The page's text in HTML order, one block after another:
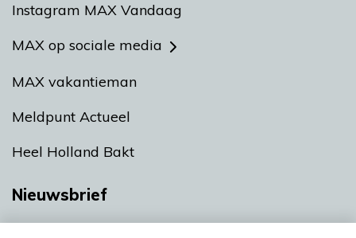
Instagram MAX Vandaag
MAX op sociale media
MAX vakantieman
Meldpunt Actueel
Heel Holland Bakt
Nieuwsbrief